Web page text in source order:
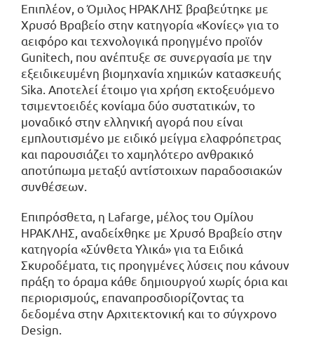
Επιπλέον, ο Όμιλος ΗΡΑΚΛΗΣ βραβεύτηκε με
Χρυσό Βραβείο στην κατηγορία «Κονίες» για το
αειφόρο και τεχνολογικά προηγμένο προϊόν
Gunitech, που ανέπτυξε σε συνεργασία με την
εξειδικευμένη βιομηχανία χημικών κατασκευής
Sika. Αποτελεί έτοιμο για χρήση εκτοξευόμενο
τσιμεντοειδές κονίαμα δύο συστατικών, το
μοναδικό στην ελληνική αγορά που είναι
εμπλουτισμένο με ειδικό μείγμα ελαφρόπετρας
και παρουσιάζει το χαμηλότερο ανθρακικό
αποτύπωμα μεταξύ αντίστοιχων παραδοσιακών
συνθέσεων.
Επιπρόσθετα, η Lafarge, μέλος του Ομίλου
ΗΡΑΚΛΗΣ, αναδείχθηκε με Χρυσό Βραβείο στην
κατηγορία «Σύνθετα Υλικά» για τα Ειδικά
Σκυροδέματα, τις προηγμένες λύσεις που κάνουν
πράξη το όραμα κάθε δημιουργού χωρίς όρια και
περιορισμούς, επαναπροσδιορίζοντας τα
δεδομένα στην Αρχιτεκτονική και το σύγχρονο
Design.